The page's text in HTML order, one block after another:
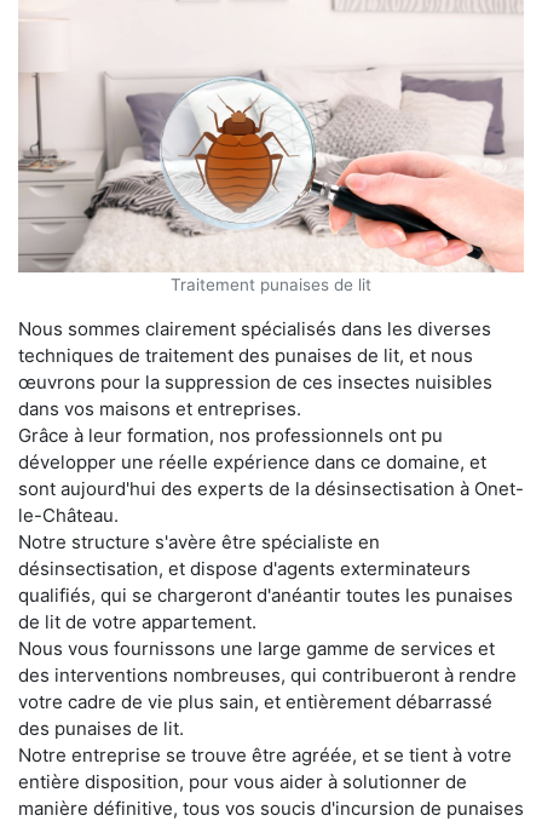
Traitement punaises de lit
Nous sommes clairement spécialisés dans les diverses
techniques de traitement des punaises de lit, et nous
œuvrons pour la suppression de ces insectes nuisibles
dans vos maisons et entreprises.
Grâce à leur formation, nos professionnels ont pu
développer une réelle expérience dans ce domaine, et
sont aujourd'hui des experts de la désinsectisation à Onet-
le-Château.
Notre structure s'avère être spécialiste en
désinsectisation, et dispose d'agents exterminateurs
qualifiés, qui se chargeront d'anéantir toutes les punaises
de lit de votre appartement.
Nous vous fournissons une large gamme de services et
des interventions nombreuses, qui contribueront à rendre
votre cadre de vie plus sain, et entièrement débarrassé
des punaises de lit.
Notre entreprise se trouve être agréée, et se tient à votre
entière disposition, pour vous aider à solutionner de
manière définitive, tous vos soucis d'incursion de punaises